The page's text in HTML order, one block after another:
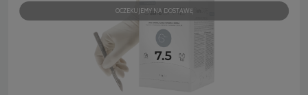
OCZEKUJEMY NA DOSTAWĘ